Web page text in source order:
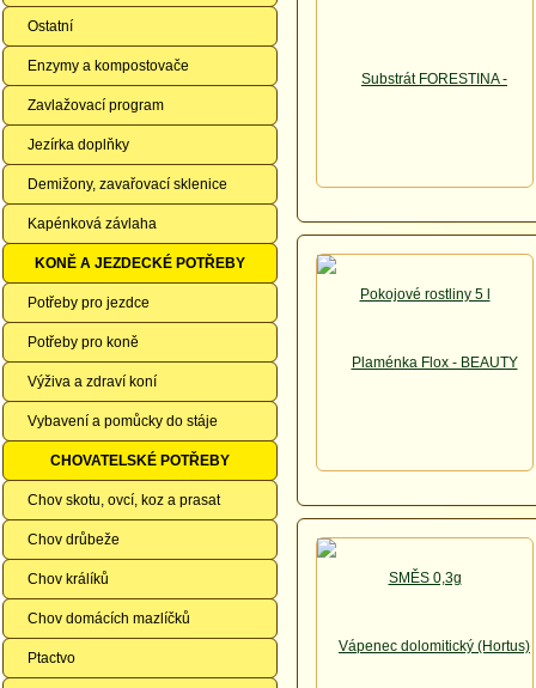
Ostatní
Enzymy a kompostovače
Zavlažovací program
Jezírka doplňky
Demižony, zavařovací sklenice
Kapénková závlaha
KONĚ A JEZDECKÉ POTŘEBY
Potřeby pro jezdce
Potřeby pro koně
Výživa a zdraví koní
Vybavení a pomůcky do stáje
CHOVATELSKÉ POTŘEBY
Chov skotu, ovcí, koz a prasat
Chov drůbeže
Chov králíků
Chov domácích mazlíčků
Ptactvo